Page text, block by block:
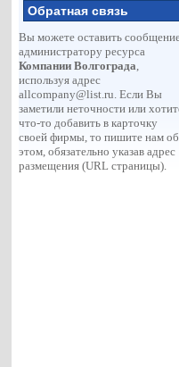
Обратная связь
Вы можете оставить
администратору ресурса
Компании Волгограда,
используя адрес
allcompany@list.ru. Если Вы
заметили неточности или
что-то добавить в карточку
своей фирмы, то пишите нам об
этом, обязательно указав адрес
размещения (URL страницы).